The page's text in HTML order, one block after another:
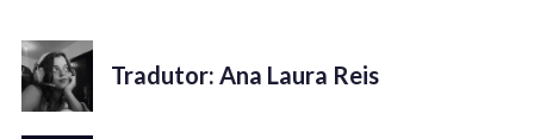
Tradutor: Ana Laura Reis